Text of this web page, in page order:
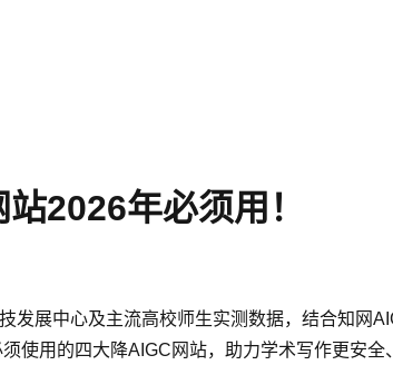
2026年必须用！
展中心及主流高校师生实测数据，结合知网
使用的四大降AIGC网站，助力学术写作更安全